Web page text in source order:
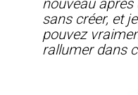
nouveau après
sans créer, et
pouvez
rallumer dans